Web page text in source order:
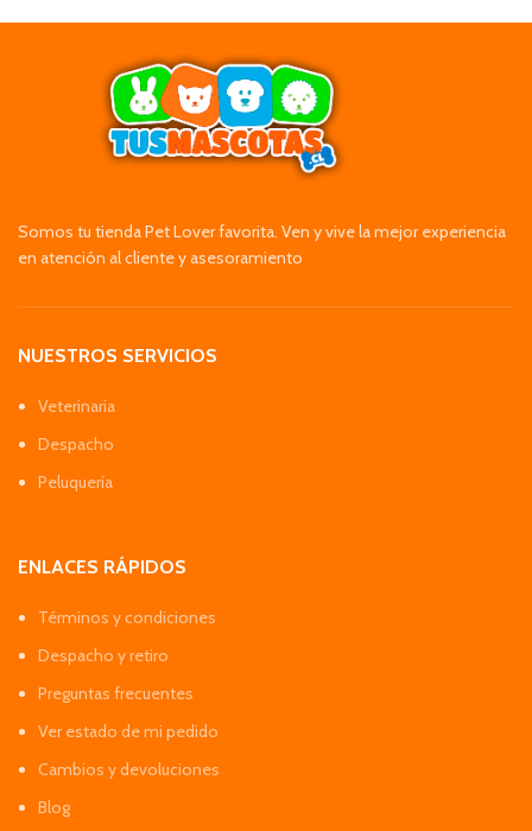
Somos tu tienda Pet Lover favorita. Ven y vive la mejor experiencia
en atención al cliente y asesoramiento
NUESTROS SERVICIOS
Veterinaria
Despacho
Peluquería
ENLACES RÁPIDOS
Términos y condiciones
Despacho y retiro
Preguntas frecuentes
Ver estado de mi pedido
Cambios y devoluciones
Blog